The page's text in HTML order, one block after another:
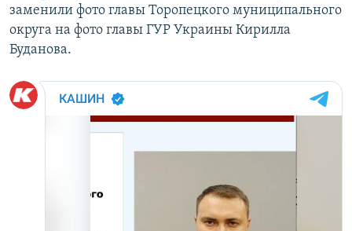
заменили фото главы Торопецкого муниципального
округа на фото главы ГУР Украины Кирилла
Буданова.